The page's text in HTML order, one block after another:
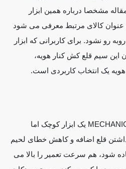
مشخصا درباره همین ابزار
کالای مرتبط معرفی می شود
رو نشود. برای کاربرانی که ابزار
این سیم قلع کش کنار هویه،
یک انتخاب کاربردی است.
سیم قلع کش مکانیک MECHANIC R300 یک ابزار کوچک اما
قلع اضافه و کاهش خطای لحیم
شود، هم سرعت تعمیر را بالا می